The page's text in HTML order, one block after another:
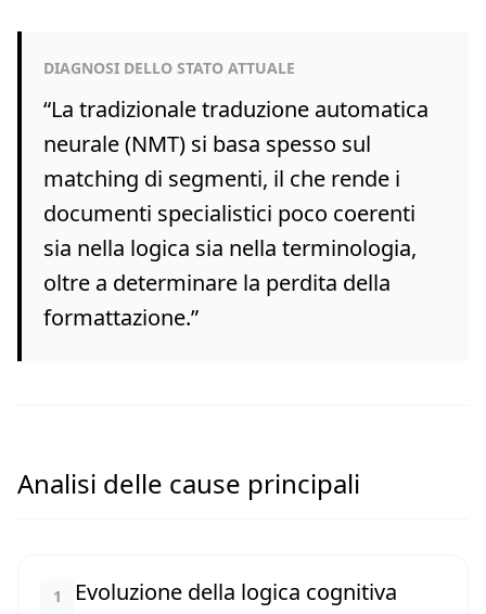
DIAGNOSI DELLO STATO ATTUALE
“La tradizionale traduzione automatica
neurale (NMT) si basa spesso sul
matching di segmenti, il che rende i
documenti specialistici poco coerenti
sia nella logica sia nella terminologia,
oltre a determinare la perdita della
formattazione.”
Analisi delle cause principali
1 Evoluzione della logica cognitiva